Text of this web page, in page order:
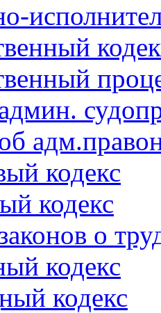
кодекс
кодекс
о
кодекс
кодекс